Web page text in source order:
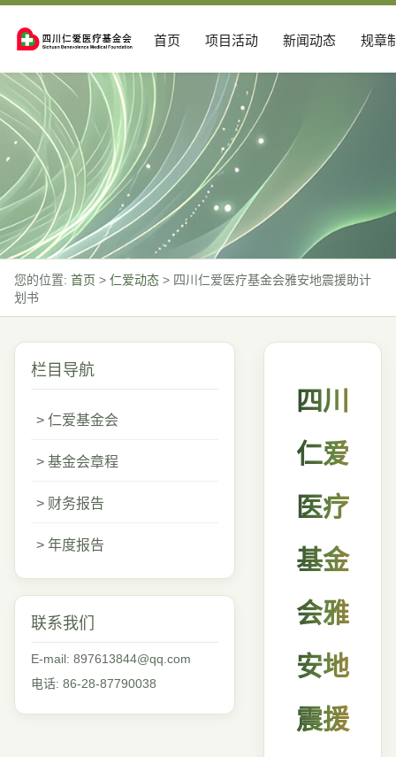
首页 项目活动 新闻动态 规章
您的位置: 首页 > 仁爱动态 > 四川仁爱医疗基金会雅安地震援助计
划书
栏目导航
> 仁爱基金会
> 基金会章程
> 财务报告
> 年度报告
联系我们
E-mail: 897613844@qq.com
电话: 86-28-87790038
四川
仁爱
医疗
基金
会雅
安地
震援